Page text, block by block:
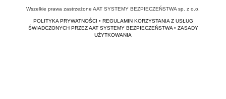
Wszelkie prawa zastrzeżone AAT SYSTEMY BEZPIECZEŃSTWA sp. z o.o.
POLITYKA PRYWATNOŚCI • REGULAMIN KORZYSTANIA Z USŁUG
ŚWIADCZONYCH PRZEZ AAT SYSTEMY BEZPIECZEŃSTWA• ZASADY
UŻYTKOWANIA